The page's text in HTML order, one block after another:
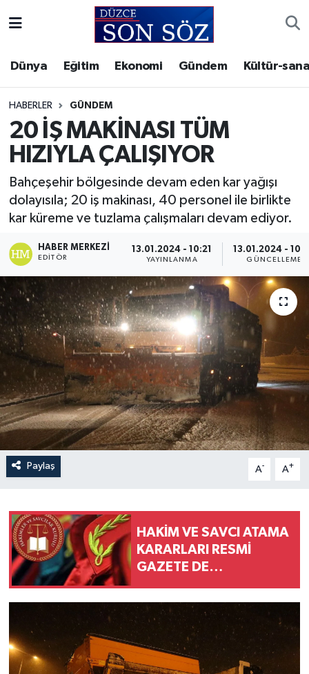
Dünya Eğitim Ekonomi Gündem Kültür-
HABERLER GÜNDEM
20 İŞ MAKİNASI TÜM
HIZIYLA ÇALIŞIYOR
Bahçeşehir bölgesinde devam eden kar yağışı
dolayısıla; 20 iş makinası, 40 personel ile birlikte
kar küreme ve tuzlama çalışmaları devam ediyor.
HABER MERKEZI
EDITÖR
13.01.2024 - 10:21
YAYINLANMA
13.01.2024 -
GÜNCELLEME
Paylaş A- A+
HAKİM VE SAVCI ATAMA
KARARLARI RESMİ
GAZETE DE
DEĞİŞİM VAR MI?
Gizlilik Sözleşmesi
İletişim
Künye
Video Galeri
Akçakoca Hava Durumu
Akçakoca Trafik Yoğunluk Haritası
Süper Lig Puan Durumu ve Fikstür
Tüm Manşetler
Son Dakika Haberleri
Haber Arşivi